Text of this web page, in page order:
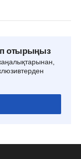
отырыңыз